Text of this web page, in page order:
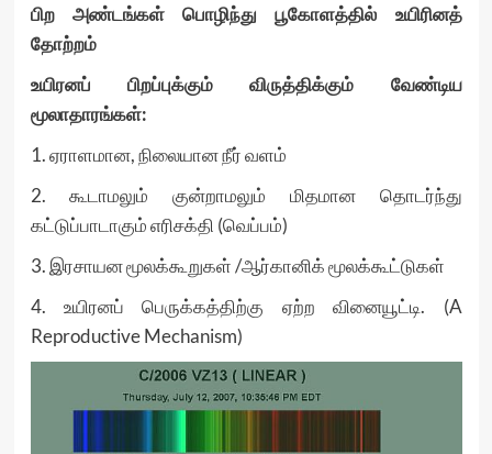
பிற அண்டங்கள் பொழிந்து பூகோளத்தில் உயிரினத்
தோற்றம்
உயிரனப் பிறப்புக்கும் விருத்திக்கும் வேண்டிய
மூலாதாரங்கள்:
1. ஏராளமான, நிலையான நீர் வளம்
2. கூடாமலும் குன்றாமலும் மிதமான தொடர்ந்து
கட்டுப்பாடாகும் எரிசக்தி (வெப்பம்)
3. இரசாயன மூலக்கூறுகள் /ஆர்கானிக் மூலக்கூட்டுகள்
4. உயிரனப் பெருக்கத்திற்கு ஏற்ற வினையூட்டி. (A
Reproductive Mechanism)